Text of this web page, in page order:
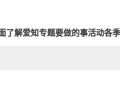
了解爱知专题要做的事活动各